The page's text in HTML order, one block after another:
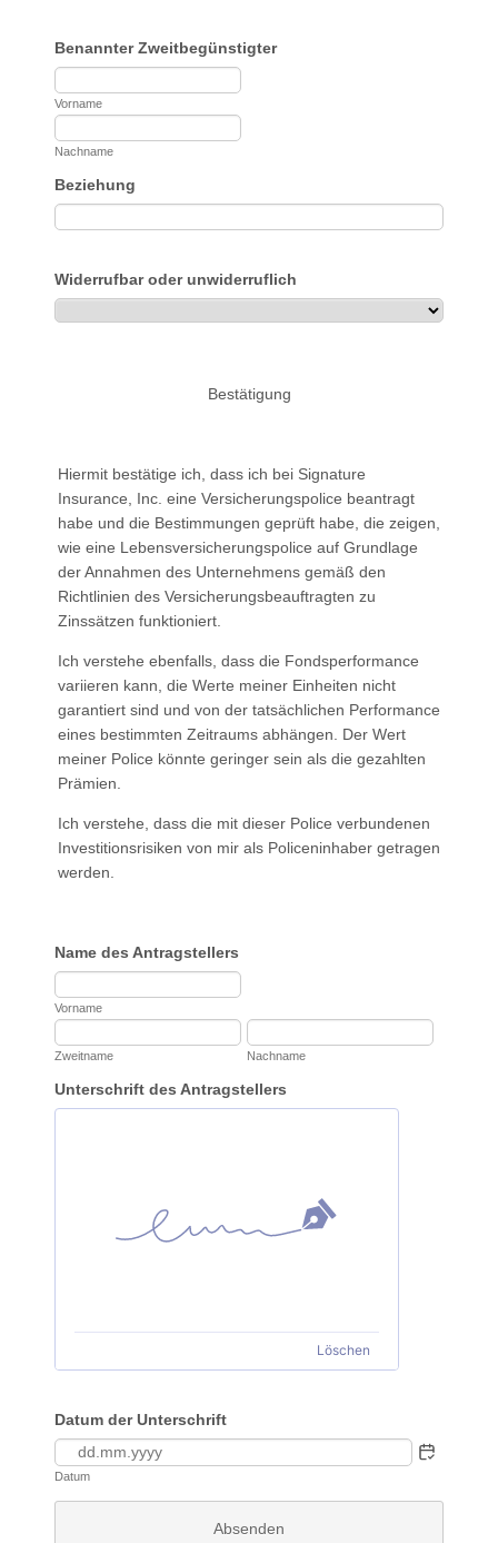
Benannter Zweitbegünstigter
Vorname
Nachname
Beziehung
Widerrufbar oder unwiderruflich
Bestätigung
Hiermit bestätige ich, dass ich bei Signature
Insurance, Inc. eine Versicherungspolice beantragt
habe und die Bestimmungen geprüft habe, die zeigen,
wie eine Lebensversicherungspolice auf Grundlage
der Annahmen des Unternehmens gemäß den
Richtlinien des Versicherungsbeauftragten zu
Zinssätzen funktioniert.
Ich verstehe ebenfalls, dass die Fondsperformance
variieren kann, die Werte meiner Einheiten nicht
garantiert sind und von der tatsächlichen Performance
eines bestimmten Zeitraums abhängen. Der Wert
meiner Police könnte geringer sein als die gezahlten
Prämien.
Ich verstehe, dass die mit dieser Police verbundenen
Investitionsrisiken von mir als Policeninhaber getragen
werden.
Name des Antragstellers
Vorname
Zweitname Nachname
Unterschrift des Antragstellers
Löschen
Datum der Unterschrift
Datum
Absenden